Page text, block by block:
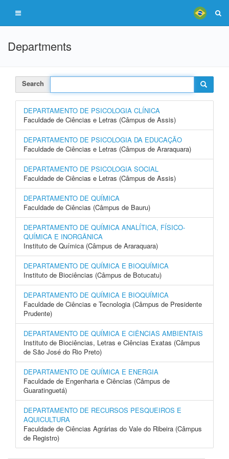
Departments
Search
DEPARTAMENTO DE PSICOLOGIA CLÍNICA
Faculdade de Ciências e Letras (Câmpus de Assis)
DEPARTAMENTO DE PSICOLOGIA DA EDUCAÇÃO
Faculdade de Ciências e Letras (Câmpus de Araraquara)
DEPARTAMENTO DE PSICOLOGIA SOCIAL
Faculdade de Ciências e Letras (Câmpus de Assis)
DEPARTAMENTO DE QUÍMICA
Faculdade de Ciências (Câmpus de Bauru)
DEPARTAMENTO DE QUÍMICA ANALÍTICA, FÍSICO-
QUÍMICA E INORGÂNICA
Instituto de Química (Câmpus de Araraquara)
DEPARTAMENTO DE QUÍMICA E BIOQUÍMICA
Instituto de Biociências (Câmpus de Botucatu)
DEPARTAMENTO DE QUÍMICA E BIOQUÍMICA
Faculdade de Ciências e Tecnologia (Câmpus de Presidente
Prudente)
DEPARTAMENTO DE QUÍMICA E CIÊNCIAS AMBIENTAIS
Instituto de Biociências, Letras e Ciências Exatas (Câmpus
de São José do Rio Preto)
DEPARTAMENTO DE QUÍMICA E ENERGIA
Faculdade de Engenharia e Ciências (Câmpus de
Guaratinguetá)
DEPARTAMENTO DE RECURSOS PESQUEIROS E
AQUICULTURA
Faculdade de Ciências Agrárias do Vale do Ribeira (Câmpus
de Registro)